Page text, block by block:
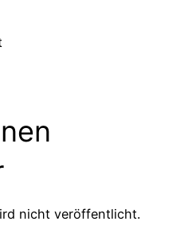
nicht veröffentlicht.